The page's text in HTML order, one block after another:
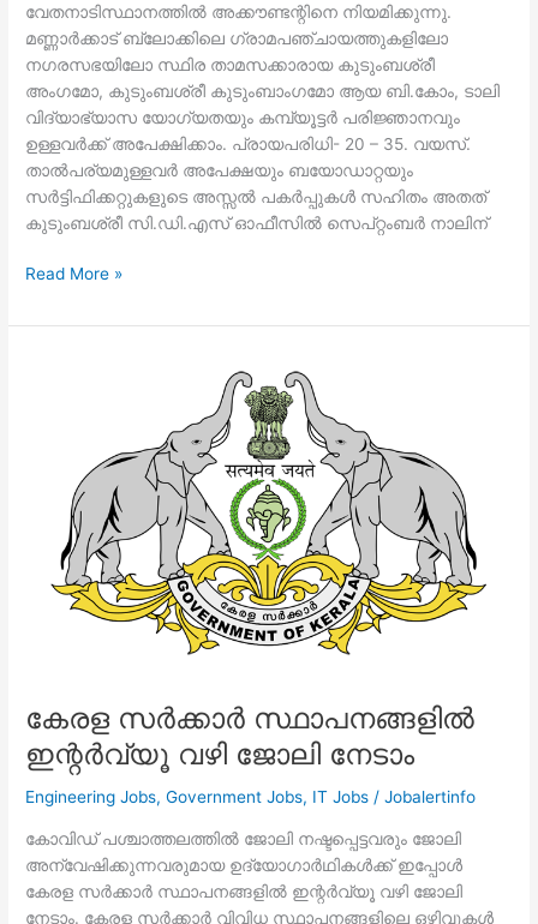
വേതനാടിസ്ഥാനത്തില്‍ അക്കൗണ്ടന്റിനെ നിയമിക്കുന്നു.
മണ്ണാര്‍ക്കാട് ബ്ലോക്കിലെ ഗ്രാമപഞ്ചായത്തുകളിലോ
നഗരസഭയിലോ സ്ഥിര താമസക്കാരായ കുടുംബശ്രീ
അംഗമോ, കുടുംബശ്രീ കുടുംബാംഗമോ ആയ ബി.കോം, ടാലി
വിദ്യാഭ്യാസ യോഗ്യതയും കമ്പ്യൂട്ടര്‍ പരിജ്ഞാനവും
ഉള്ളവര്‍ക്ക് അപേക്ഷിക്കാം. പ്രായപരിധി- 20 – 35. വയസ്.
താല്‍പര്യമുള്ളവര്‍ അപേക്ഷയും ബയോഡാറ്റയും
സര്‍ട്ടിഫിക്കറ്റുകളുടെ അസ്സല്‍ പകര്‍പ്പുകള്‍ സഹിതം അതത്
കുടുംബശ്രീ സി.ഡി.എസ് ഓഫീസില്‍ സെപ്റ്റംബര്‍ നാലിന്
കേരള
വിവിധ
Read More »
കേരള സർക്കാർ സ്ഥാപനങ്ങളിൽ
ഇന്റർവ്യൂ വഴി ജോലി നേടാം
Engineering Jobs,Government Jobs, IT Jobs /Jobalertinfo
കോവിഡ് പശ്ചാത്തലത്തിൽ ജോലി നഷ്ടപ്പെട്ടവരും ജോലി
അന്വേഷിക്കുന്നവരുമായ ഉദ്യോഗാർഥികൾക്ക് ഇപ്പോൾ
കേരള സർക്കാർ സ്ഥാപനങ്ങളിൽ ഇന്റർവ്യൂ വഴി ജോലി
നേടാം. കേരള സർക്കാർ വിവിധ സ്ഥാപനങ്ങളിലെ ഒഴിവുകൾ